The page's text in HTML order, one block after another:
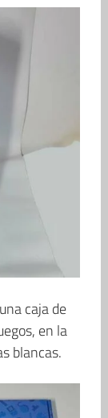
caja de
en la
blancas.